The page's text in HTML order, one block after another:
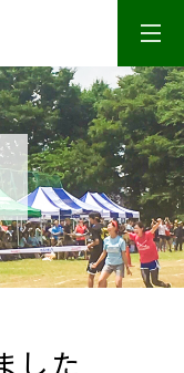
した